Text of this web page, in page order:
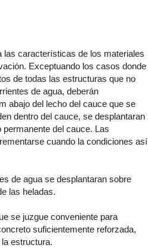
las características de los materiales
Exceptuando los casos donde
de todas las estructuras que no
de agua, deberán
abajo del lecho del cauce que se
dentro del cauce, se desplantaran
del cauce. Las
cuando la condiciones así
de agua se desplantaran sobre
las heladas.
se juzgue conveniente para
suficientemente reforzada,
estructura.